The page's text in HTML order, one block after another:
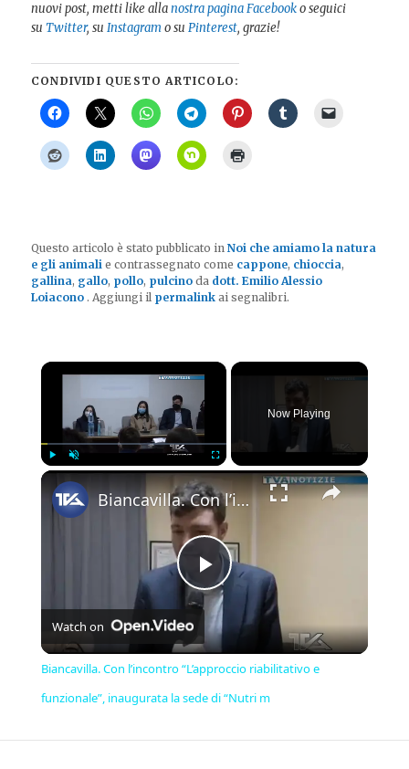
nuovi post, metti like allanostra pagina Facebooko seguici
suTwitter, suInstagramo suPinterest, grazie!
CONDIVIDI QUESTO ARTICOLO:
Questo articolo è stato pubblicato inNoi che amiamo la natura
e gli animali e contrassegnato come cappone, chioccia,
gallina, gallo, pollo, pulcino da dott. Emilio Alessio
Loiacono . Aggiungi il permalink ai segnalibri.
×
Play Unmute Fullscreen
Now Playing
×
Play
Video
Biancavilla. Con l’incontro “L’approccio riabilitativo e funzionale”, inaugurata la sede di “Nutri m
Watch on
Biancavilla. Con l’incontro “L’approccio riabilitativo e
funzionale”, inaugurata la sede di “Nutri m